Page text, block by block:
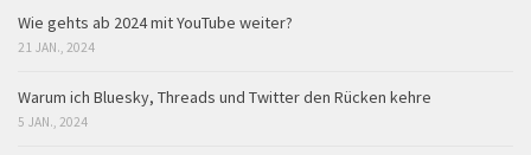
Wie gehts ab 2024 mit YouTube weiter?
21 JAN., 2024
Warum ich Bluesky, Threads und Twitter den Rücken kehre
5 JAN., 2024